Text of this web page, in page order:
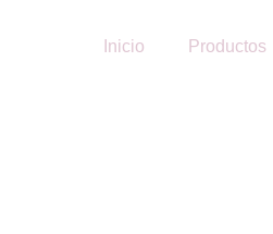
Inicio Productos